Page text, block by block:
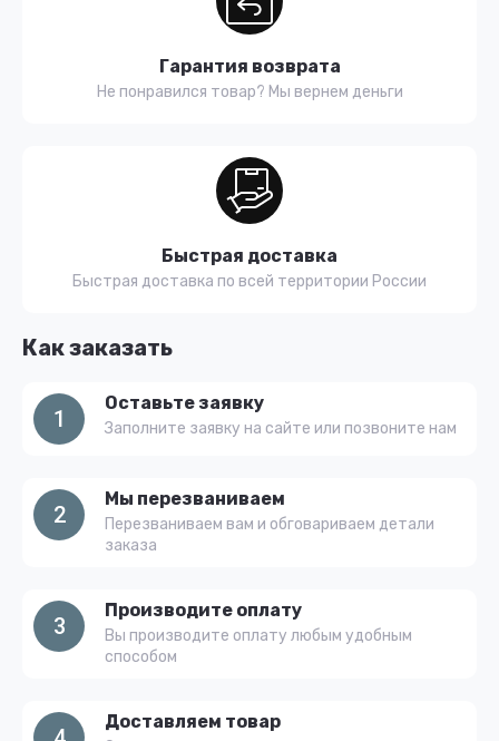
Как заказать
1
Оставьте заявку
Заполните заявку на сайте или позвоните нам
2
Мы перезваниваем
Перезваниваем вам и обговариваем детали
заказа
3
Производите оплату
Вы производите оплату любым удобным
способом
Доставляем товар
Гарантия возврата
Не понравился товар? Мы вернем деньги
Быстрая доставка
Быстрая доставка по всей территории России